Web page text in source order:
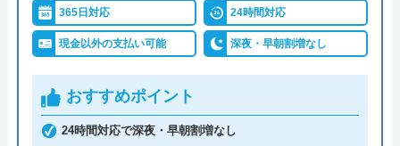
スを提供しています。対応エリアは栃木県の小山市
を中心としたエリアとなっています。HPに詳細エリ
1950年創業の歴史ある業者で、水道局指定工事店に
も登録されているので、安心して作業をお任せいた
365日対応 24時間対応
現金以外の支払い可能 深夜・早朝割増なし
おすすめポイント
24時間対応で深夜・早朝割増なし